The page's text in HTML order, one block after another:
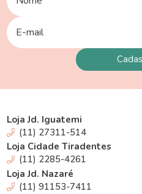
Loja Jd. Iguatemi
(11) 27311-514
Loja Cidade Tiradentes
(11) 2285-4261
Loja Jd. Nazaré
(11) 91153-7411